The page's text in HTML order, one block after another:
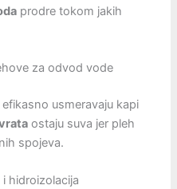
prodre tokom jakih
za odvod vode
usmeravaju kapi
ostaju suva jer pleh
spojeva.
hidroizolacija